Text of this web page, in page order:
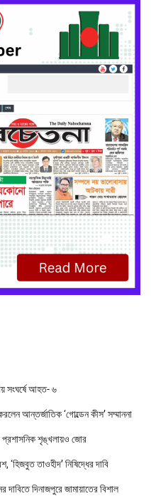
সংঘর্ষে আহত- ৬
আন্তর্জাতিক ‘গোল্ডেন কীস’ সম্মাননা
প্রশাসনিক শৃঙ্খলায়ও জোর
‘হিজবুত তাওহীদ’ নিষিদ্ধের দাবি
দিনাজপুরে জামায়াতের বিশাল